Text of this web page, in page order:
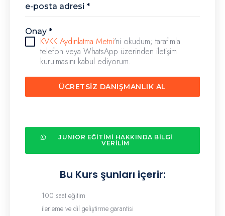
e-posta adresi *
Onay *
KVKK Aydınlatma Metni'ni okudum; tarafımla
telefon veya WhatsApp üzerinden iletişim
kurulmasını kabul ediyorum.
ÜCRETSİZ DANIŞMANLIK AL
JUNIOR EĞİTİMİ HAKKINDA BİLGİ
VERİLİM
Bu Kurs şunları içerir:
100 saat eğitim
ilerleme ve dil geliştirme garantisi